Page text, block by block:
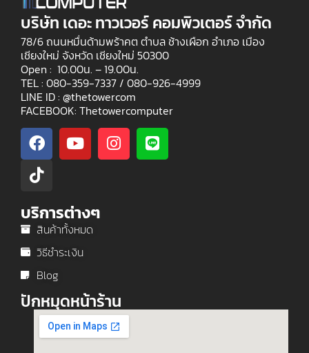
บริษัท เดอะ ทาวเวอร์ คอมพิวเตอร์ จำกัด
78/6 ถนนหมื่นด้ามพร้าคต ตำบล ช้างเผือก อำเภอ เมือง
เชียงใหม่ จังหวัด เชียงใหม่ 50300
Open : 10.00น. – 19.00น.
TEL : 080-359-7337 / 080-926-4999
LINE ID : @thetowercom
FACEBOOK: Thetowercomputer
บริการต่างๆ
สินค้าทั้งหมด
วิธีชำระเงิน
Blog
ปักหมุดหน้าร้าน